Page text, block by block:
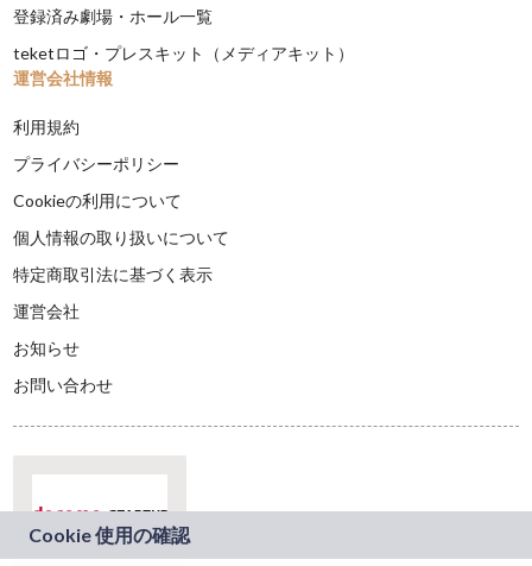
登録済み劇場・ホール一覧
teketロゴ・プレスキット（メディアキット）
運営会社情報
利用規約
プライバシーポリシー
Cookieの利用について
個人情報の取り扱いについて
特定商取引法に基づく表示
運営会社
お知らせ
お問い合わせ